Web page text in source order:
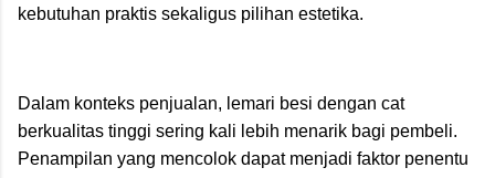
kebutuhan praktis sekaligus pilihan estetika.
Dalam konteks penjualan, lemari besi dengan cat
berkualitas tinggi sering kali lebih menarik bagi pembeli.
Penampilan yang mencolok dapat menjadi faktor penentu